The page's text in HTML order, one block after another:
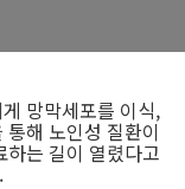
망막세포를 이식,
해 노인성 질환이
는 길이 열렸다고